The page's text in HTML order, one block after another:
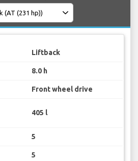
Liftback
8.0 h
Front wheel drive
405 l
5
5